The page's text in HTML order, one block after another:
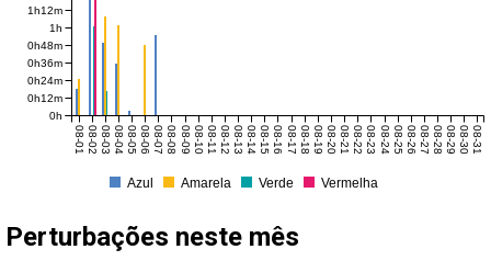
08-0108-0208-0308-0408-0508-0608-0708-08 08-0908-1008-1108-1208-1308-1408-1508-16 08-1708-1808-1908-2008-2108-2208-23 08-2408-2508-2608-2708-2808-2908-3008-31
0h
0h12m
0h24m
0h36m
0h48m
1h
1h12m
Azul Amarela Verde Vermelha
Perturbações neste mês